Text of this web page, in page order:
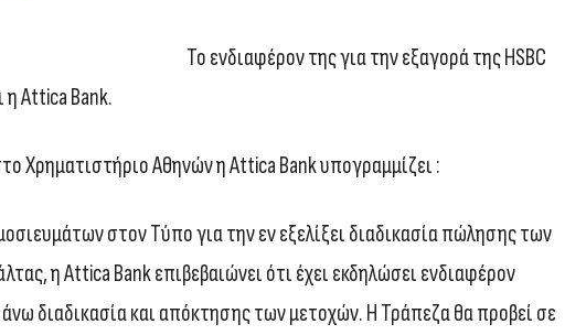
Το ενδιαφέρον της για την εξαγορά της HSBC
η Attica Bank.
Χρηματιστήριο Αθηνών η Attica Bank υπογραμμίζει :
στον Τύπο για την εν εξελίξει διαδικασία πώλησης των
η Attica Bank επιβεβαιώνει ότι έχει εκδηλώσει ενδιαφέρον
διαδικασία και απόκτησης των μετοχών. Η Τράπεζα θα προβεί σε